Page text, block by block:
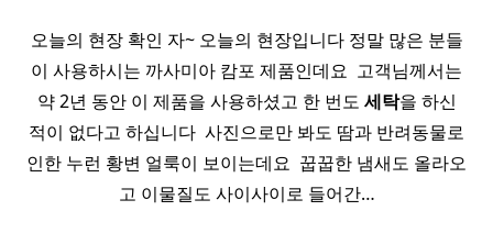
오늘의 현장 확인 자~ 오늘의 현장입니다 정말 많은 분들
이 사용하시는 까사미아 캄포 제품인데요 ​ 고객님께서는
약 2년 동안 이 제품을 사용하셨고 한 번도 세탁을 하신
적이 없다고 하십니다 ​ 사진으로만 봐도 땀과 반려동물로
인한 누런 황변 얼룩이 보이는데요 ​ 꿉꿉한 냄새도 올라오
고 이물질도 사이사이로 들어간…